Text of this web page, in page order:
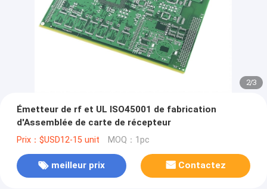
2/3
Émetteur de rf et UL ISO45001 de fabrication
d'Assemblée de carte de récepteur
Prix：$USD12-15 unit MOQ：1pc
meilleur prix Contactez